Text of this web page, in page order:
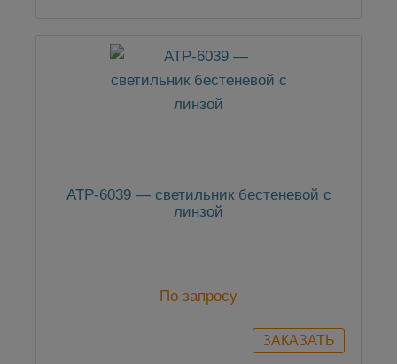
АТР-6039 — светильник бестеневой с
линзой
По запросу